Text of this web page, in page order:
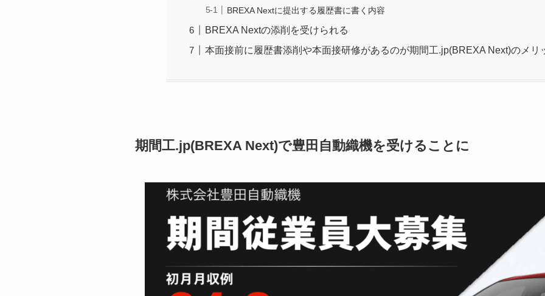
BREXA Nextに提出する履歴書に書く内容
BREXA Nextの添削を受けられる
本面接前に履歴書添削や本面接研修があるのが期間工.jp(BREXA Next)のメリ
期間工.jp(BREXA Next)で豊田自動織機を受けることに